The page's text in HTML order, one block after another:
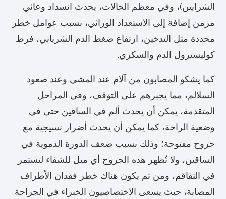
الشرايين)، وفي معظم الحالات، يحدث انسداد وعائي
مزمن إضافة إلى الاستعداد الوراثي، بسبب عوامل خطر
محددة مثل التدخين، ارتفاع ضغط الدم الشرياني، فرط
كوليسترول الدم والسكري.
كما يشكو المصابون من آلام عند المشي وعند صعود
السلالم، مما يجبرهم على التوقف، وفي المراحل
المتقدمة، يمكن أن يحدث ألم في الساقين حتى في
وضعية الراحة، كما يمكن أن يحدث أضرار نسيجية مع
جروح مفتوحة؛ وذلك بسبب ضعف الدورة الدموية في
الساقين، ولا تُظهر هذه الجروح أي ميل للشفاء لتستمر
في التفاقم، ومن ثم يكون هناك خطر فقدان الأطراف
المصابة، حيث يسعى الاختصاصيون الخبراء في الجراحة